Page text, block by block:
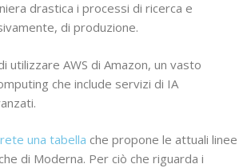
drastica i processi di ricerca e
di produzione.
utilizzare AWS di Amazon, un vasto
che include servizi di IA
una tabella che propone le attuali linee
di Moderna. Per ciò che riguarda i